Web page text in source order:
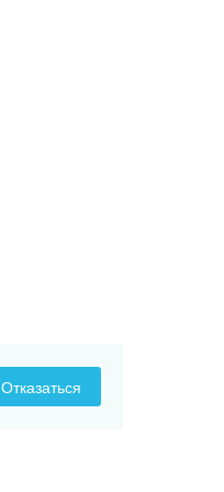
Отказаться